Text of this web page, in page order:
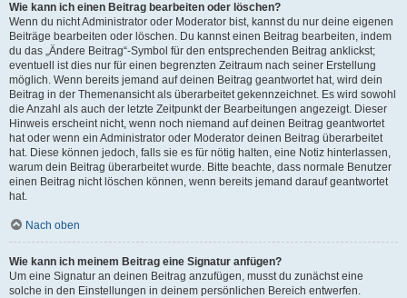
Wie kann ich einen Beitrag bearbeiten oder löschen?
Wenn du nicht Administrator oder Moderator bist, kannst du nur deine eigenen
Beiträge bearbeiten oder löschen. Du kannst einen Beitrag bearbeiten, indem
du das „Ändere Beitrag“-Symbol für den entsprechenden Beitrag anklickst;
eventuell ist dies nur für einen begrenzten Zeitraum nach seiner Erstellung
möglich. Wenn bereits jemand auf deinen Beitrag geantwortet hat, wird dein
Beitrag in der Themenansicht als überarbeitet gekennzeichnet. Es wird sowohl
die Anzahl als auch der letzte Zeitpunkt der Bearbeitungen angezeigt. Dieser
Hinweis erscheint nicht, wenn noch niemand auf deinen Beitrag geantwortet
hat oder wenn ein Administrator oder Moderator deinen Beitrag überarbeitet
hat. Diese können jedoch, falls sie es für nötig halten, eine Notiz hinterlassen,
warum dein Beitrag überarbeitet wurde. Bitte beachte, dass normale Benutzer
einen Beitrag nicht löschen können, wenn bereits jemand darauf geantwortet
hat.
Nach oben
Wie kann ich meinem Beitrag eine Signatur anfügen?
Um eine Signatur an deinen Beitrag anzufügen, musst du zunächst eine
solche in den Einstellungen in deinem persönlichen Bereich entwerfen.